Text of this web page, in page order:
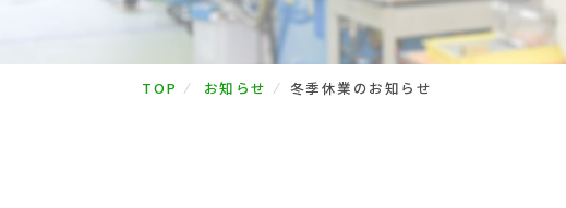
TOP ⁄ お知らせ ⁄ 冬季休業のお知らせ